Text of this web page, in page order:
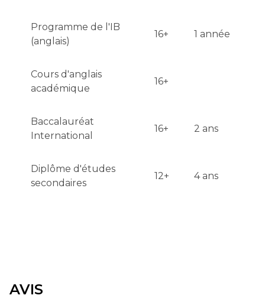
Programme de l'IB
(anglais)
16+ 1 année
Cours d'anglais
académique
16+
Baccalauréat
International
16+ 2 ans
Diplôme d'études
secondaires
12+ 4 ans
AVIS